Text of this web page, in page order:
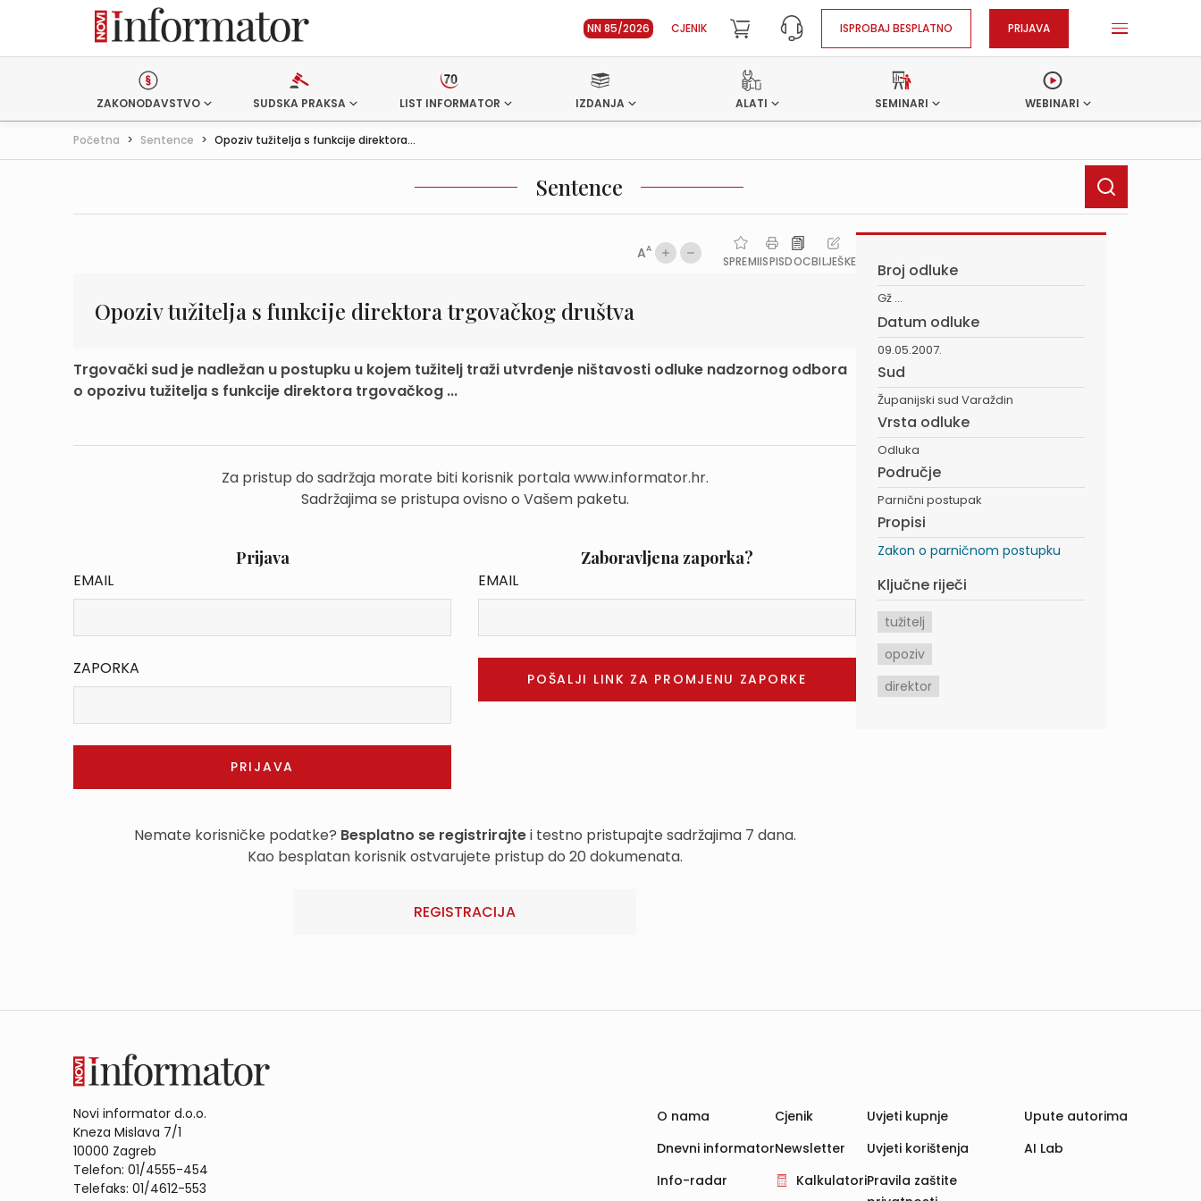
NN 85/2026 CJENIK ISPROBAJ BESPLATNO PRIJAVA
ZAKONODAVSTVO SUDSKA PRAKSA LIST INFORMATOR IZDANJA ALATI SEMINARI WEBINARI
Početna > Sentence > Opoziv tužitelja s funkcije direktora...
Sentence
AA
SPREMIISPISDOCBILJEŠKE
Opoziv tužitelja s funkcije direktora trgovačkog društva
Trgovački sud je nadležan u postupku u kojem tužitelj traži utvrđenje ništavosti odluke nadzornog odbora
o opozivu tužitelja s funkcije direktora trgovačkog ...
Za pristup do sadržaja morate biti korisnik portala www.informator.hr.
Sadržajima se pristupa ovisno o Vašem paketu.
Prijava
EMAIL
ZAPORKA
Zaboravljena zaporka?
EMAIL
Nemate korisničke podatke? Besplatno se registrirajtei testno pristupajte sadržajima 7 dana.
Kao besplatan korisnik ostvarujete pristup do 20 dokumenata.
REGISTRACIJA
Broj odluke
Gž ...
Datum odluke
09.05.2007.
Sud
Županijski sud Varaždin
Vrsta odluke
Odluka
Područje
Parnični postupak
Propisi
Zakon o parničnom postupku
Ključne riječi
tužitelj
opoziv
direktor
Novi informator d.o.o.
Kneza Mislava 7/1
10000 Zagreb
Telefon: 01/4555-454
Telefaks: 01/4612-553
O nama
Dnevni informator
Info-radar
Cjenik
Newsletter
Kalkulatori
Uvjeti kupnje
Uvjeti korištenja
Pravila zaštite
Upute autorima
AI Lab